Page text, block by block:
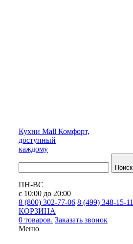
Кухни Mall Комфорт,
доступный
каждому
Поиск
ПН-ВС
с 10:00 до 20:00
8 (800) 302-77-06 8 (499) 348-15-11
КОРЗИНА
0 товаров. Заказать звонок
Меню